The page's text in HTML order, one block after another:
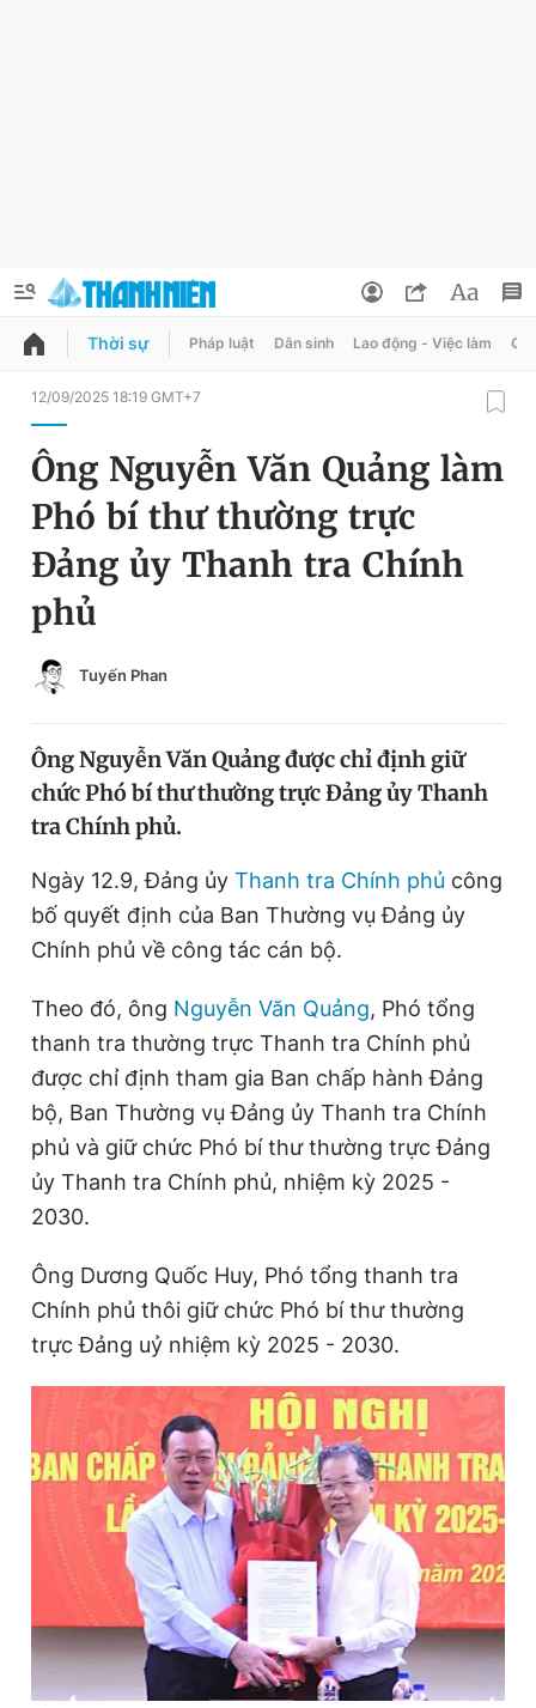
QUẢNG CÁO
Chuyên mục
Chuyên mục khác
Chào ngày mới
Tin thị trường
Video Magazine
Tiện ích Bạn cần biết
Đọc Thanh Niên trên điện thoại
Theo dõi báo trên
0906 645 777 0908 780 404
Đặt báo Quảng cáo RSS Tòa soạn Chính sách bảo
Tổng biên tập: Nguyễn Ngọc Toàn
Phó tổng biên tập thường trực: Hải Thành
Phó tổng biên tập: Lâm Hiếu Dũng
Phó tổng biên tập: Trần Việt Hưng
Tổng thư ký tòa soạn: Đức Trung
Giấy phép xuất bản số 110/GP - BTTTT cấp ngày 24.3.2020
© 2003-2026 Bản quyền thuộc về Báo Thanh Niên. Cấm sao
chép dưới mọi hình thức nếu không có sự chấp thuận bằng văn
bản. Phát triển bởi ePi Technologies, JSC.
Đổi mật khẩu
Tin đã lưu
Tin đã xem
Thời sự Pháp luật Dân sinh Lao động - Việc làm
12/09/2025 18:19 GMT+7
Ông Nguyễn Văn Quảng làm
Phó bí thư thường trực
Đảng ủy Thanh tra Chính
phủ
Tuyến Phan
Ông Nguyễn Văn Quảng được chỉ định giữ
chức Phó bí thư thường trực Đảng ủy Thanh
tra Chính phủ.
Ngày 12.9, Đảng ủy Thanh tra Chính phủ công
bố quyết định của Ban Thường vụ Đảng ủy
Chính phủ về công tác cán bộ.
Theo đó, ông Nguyễn Văn Quảng, Phó tổng
thanh tra thường trực Thanh tra Chính phủ
được chỉ định tham gia Ban chấp hành Đảng
bộ, Ban Thường vụ Đảng ủy Thanh tra Chính
phủ và giữ chức Phó bí thư thường trực Đảng
ủy Thanh tra Chính phủ, nhiệm kỳ 2025 -
2030.
Ông Dương Quốc Huy, Phó tổng thanh tra
Chính phủ thôi giữ chức Phó bí thư thường
trực Đảng uỷ nhiệm kỳ 2025 - 2030.